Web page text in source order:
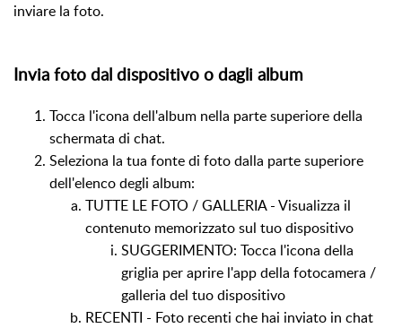
inviare la foto.
Invia foto dal dispositivo o dagli album
Tocca l'icona dell'album nella parte superiore della
schermata di chat.
Seleziona la tua fonte di foto dalla parte superiore
dell'elenco degli album:
TUTTE LE FOTO / GALLERIA - Visualizza il
contenuto memorizzato sul tuo dispositivo
SUGGERIMENTO: Tocca l'icona della
griglia per aprire l'app della fotocamera /
galleria del tuo dispositivo
RECENTI - Foto recenti che hai inviato in chat